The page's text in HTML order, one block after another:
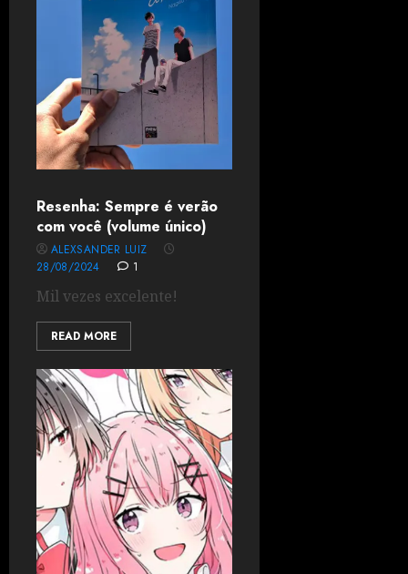
Resenha: Sempre é verão
com você (volume único)
ALEXSANDER LUIZ
28/08/2024
1
Mil vezes excelente!
READ MORE